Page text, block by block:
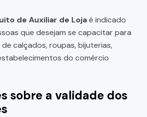
de Auxiliar de Lojaé indicado
que desejam se capacitar para
calçados, roupas, bijuterias,
do comércio
sobre a validade dos